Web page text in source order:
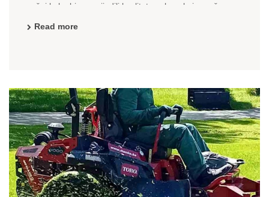
važni kako bi unaprijedili kvaliteta usluga koje pružamo u
Read more